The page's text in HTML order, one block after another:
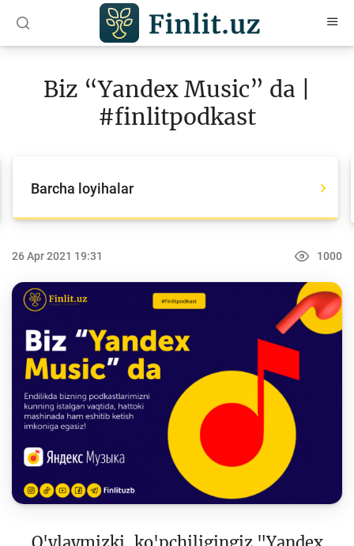
Maqolalar
O‘quv qo‘llanmalar
Barcha loyihalar
World Savings day
Tanlovlar
Olimpiadalar va chempionatlar
Keys-chempionat
Finlit.uz yangiliklari
OAVda loyihalar
O'quv kurslari
Biz “Yandex Music” da |
#finlitpodkast
Barcha loyihalar
26 Apr 2021 19:31 1000